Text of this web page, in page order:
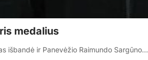
medalius
išbandė ir Panevėžio Raimundo Sargūno…